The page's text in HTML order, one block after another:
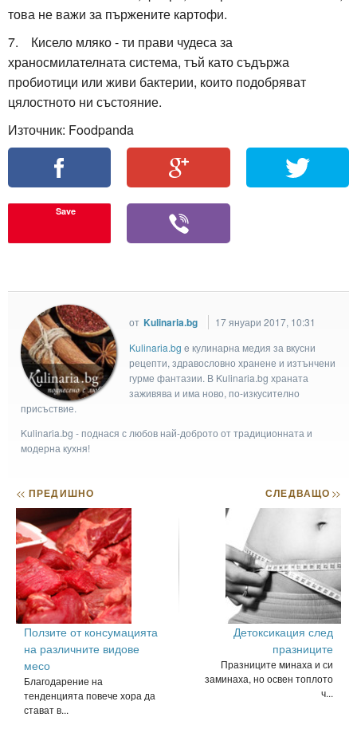
това не важи за пържените картофи.
7. Кисело мляко - ти прави чудеса за
храносмилателната система, тъй като съдържа
пробиотици или живи бактерии, които подобряват
цялостното ни състояние.
Източник: Foodpanda
Save
от Kulinaria.bg
17 януари 2017, 10:31
Kulinaria.bg e кулинарна медия за вкусни
рецепти, здравословно хранене и изтънчени
гурме фантазии. В Kulinaria.bg храната
заживява и има ново, по-изкусително
присъствие.
Kulinaria.bg - поднася с любов най-доброто от традиционната и
модерна кухня!
<< ПРЕДИШНО
Ползите от консумацията
на различните видове
месо
Благодарение на
тенденцията повече хора да
стават в...
СЛЕДВАЩО>>
Детоксикация след
празниците
Празниците минаха и си
заминаха, но освен топлото
ч...